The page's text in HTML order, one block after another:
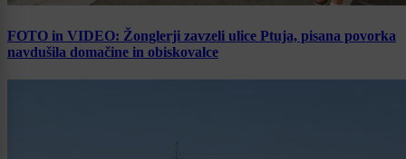
FOTO in VIDEO: Žonglerji zavzeli ulice Ptuja, pisana povorka
navdušila domačine in obiskovalce